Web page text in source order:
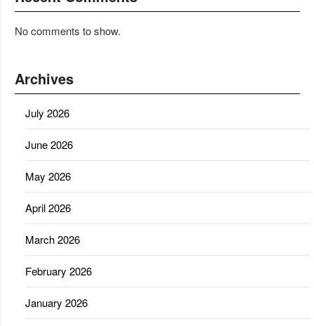
No comments to show.
Archives
July 2026
June 2026
May 2026
April 2026
March 2026
February 2026
January 2026